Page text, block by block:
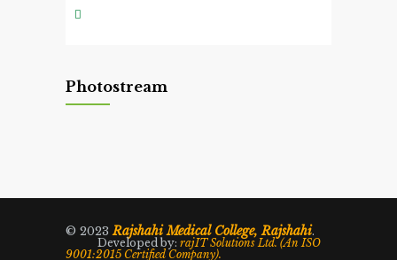
মেডিসিন, রাজশাহী মেডিকেল কলেজ।
Photostream
© 2023Rajshahi Medical College, Rajshahi.
Developed by: rajIT Solutions Ltd. (An ISO
9001:2015 Certified Company).